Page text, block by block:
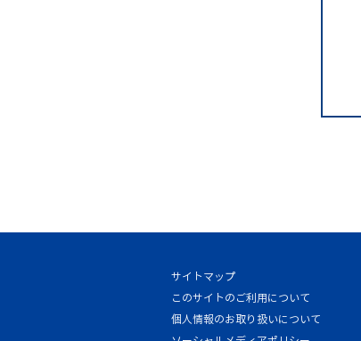
サイトマップ
このサイトのご利用について
個人情報のお取り扱いについて